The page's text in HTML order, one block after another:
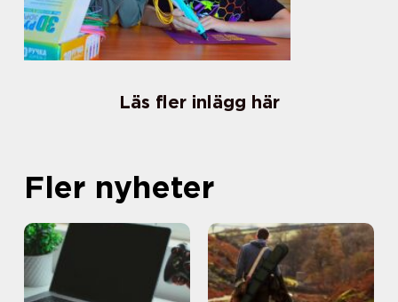
Läs fler inlägg här
Fler nyheter